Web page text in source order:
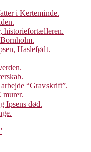
i Kerteminde.
historiefortælleren.
Haslefødt.
“Gravskrift”.
Ipsens død.